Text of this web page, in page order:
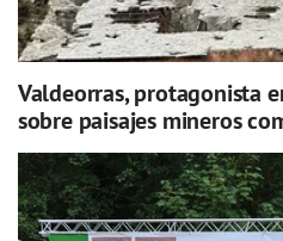
Valdeorras, protagonista
sobre paisajes mineros